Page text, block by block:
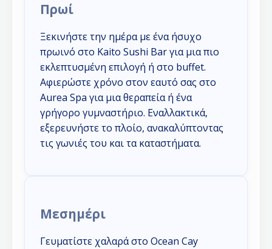
Πρωί
Ξεκινήστε την ημέρα με ένα ήσυχο
πρωινό στο Kaito Sushi Bar για μια πιο
εκλεπτυσμένη επιλογή ή στο buffet.
Αφιερώστε χρόνο στον εαυτό σας στο
Aurea Spa για μια θεραπεία ή ένα
γρήγορο γυμναστήριο. Εναλλακτικά,
εξερευνήστε το πλοίο, ανακαλύπτοντας
τις γωνιές του και τα καταστήματα.
Μεσημέρι
Γευματίστε χαλαρά στο Ocean Cay